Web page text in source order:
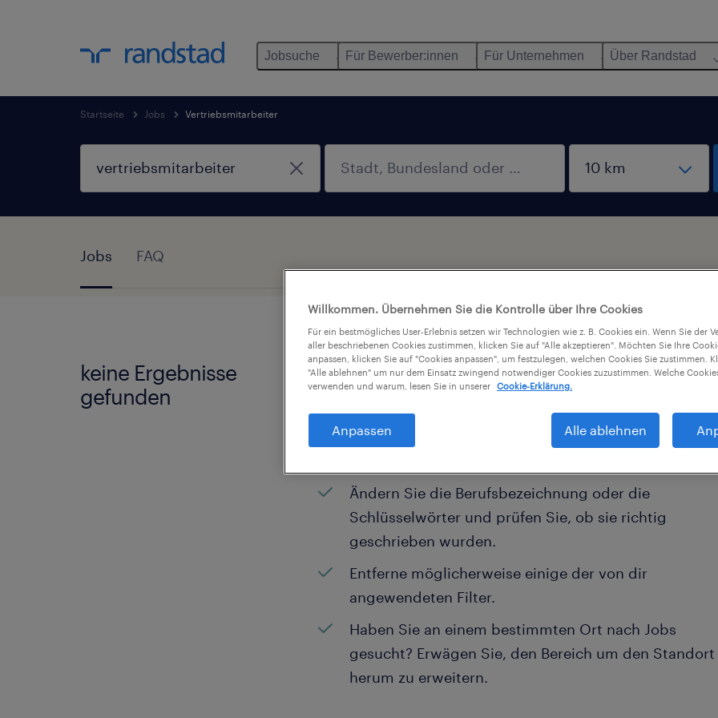
Jobsuche Für Bewerber:innen Für Unternehmen Über Randstad
Startseite Jobs Vertriebsmitarbeiter
Jobs FAQ
keine Ergebnisse
gefunden
Wir haben keine fürvertriebsmitarbeiterJobs gefunden.
Möglicherweise möchtest du deine Filterkriterien ändern,
weitere Ergebnisse zu erzielen. Die folgenden Aktionen
können hilfreich sein:
Ändern Sie die Berufsbezeichnung oder die
Schlüsselwörter und prüfen Sie, ob sie richtig
geschrieben wurden.
Entferne möglicherweise einige der von dir
angewendeten Filter.
Haben Sie an einem bestimmten Ort nach Jobs
gesucht? Erwägen Sie, den Bereich um den Standort
herum zu erweitern.
Willkommen. Übernehmen Sie die Kontrolle über Ihre Cookies
Für ein bestmögliches User-Erlebnis setzen wir Technologien wie z. B. Cookies ein. Wenn Sie der
aller beschriebenen Cookies zustimmen, klicken Sie auf "Alle akzeptieren". Möchten Sie Ihre
anpassen, klicken Sie auf "Cookies anpassen", um festzulegen, welchen Cookies Sie zustimmen.
"Alle ablehnen" um nur dem Einsatz zwingend notwendiger Cookies zuzustimmen. Welche
verwenden und warum, lesen Sie in unserer
Cookie-Erklärung.
Anpassen Alle ablehnen